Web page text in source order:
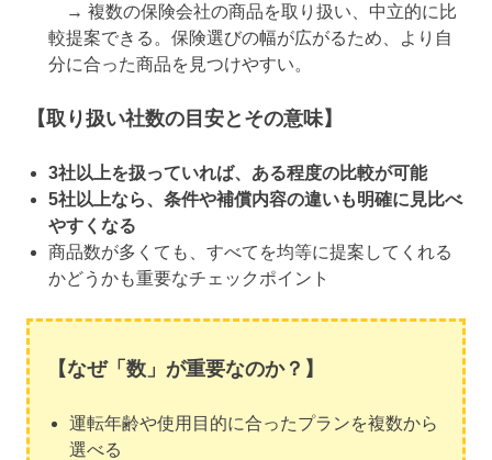
→ 複数の保険会社の商品を取り扱い、中立的に比
較提案できる。保険選びの幅が広がるため、より自
分に合った商品を見つけやすい。
【取り扱い社数の目安とその意味】
3社以上を扱っていれば、ある程度の比較が可能
5社以上なら、条件や補償内容の違いも明確に見比べ
やすくなる
商品数が多くても、すべてを均等に提案してくれる
かどうかも重要なチェックポイント
【なぜ「数」が重要なのか？】
運転年齢や使用目的に合ったプランを複数から
選べる